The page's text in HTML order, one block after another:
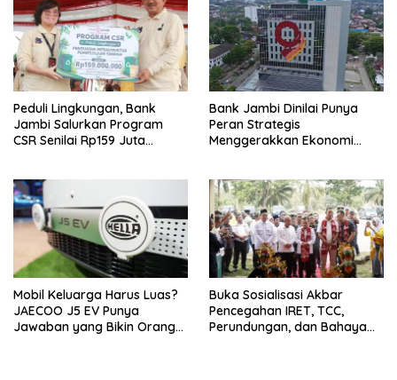
Peduli Lingkungan, Bank
Jambi Salurkan Program
CSR Senilai Rp159 Juta
Bank Jambi Dinilai Punya
Peran Strategis
Menggerakkan Ekonomi
Mobil Keluarga Harus Luas?
JAECOO J5 EV Punya
Jawaban yang Bikin Orang
Buka Sosialisasi Akbar
Pencegahan IRET, TCC,
Perundungan, dan Bahaya